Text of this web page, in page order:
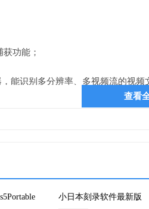
功能；
能识别多分辨率、多视频流的视频
；
MPEG-TS 文件、蓝光碟片、DVD
查看
小日本刻录软件最新版